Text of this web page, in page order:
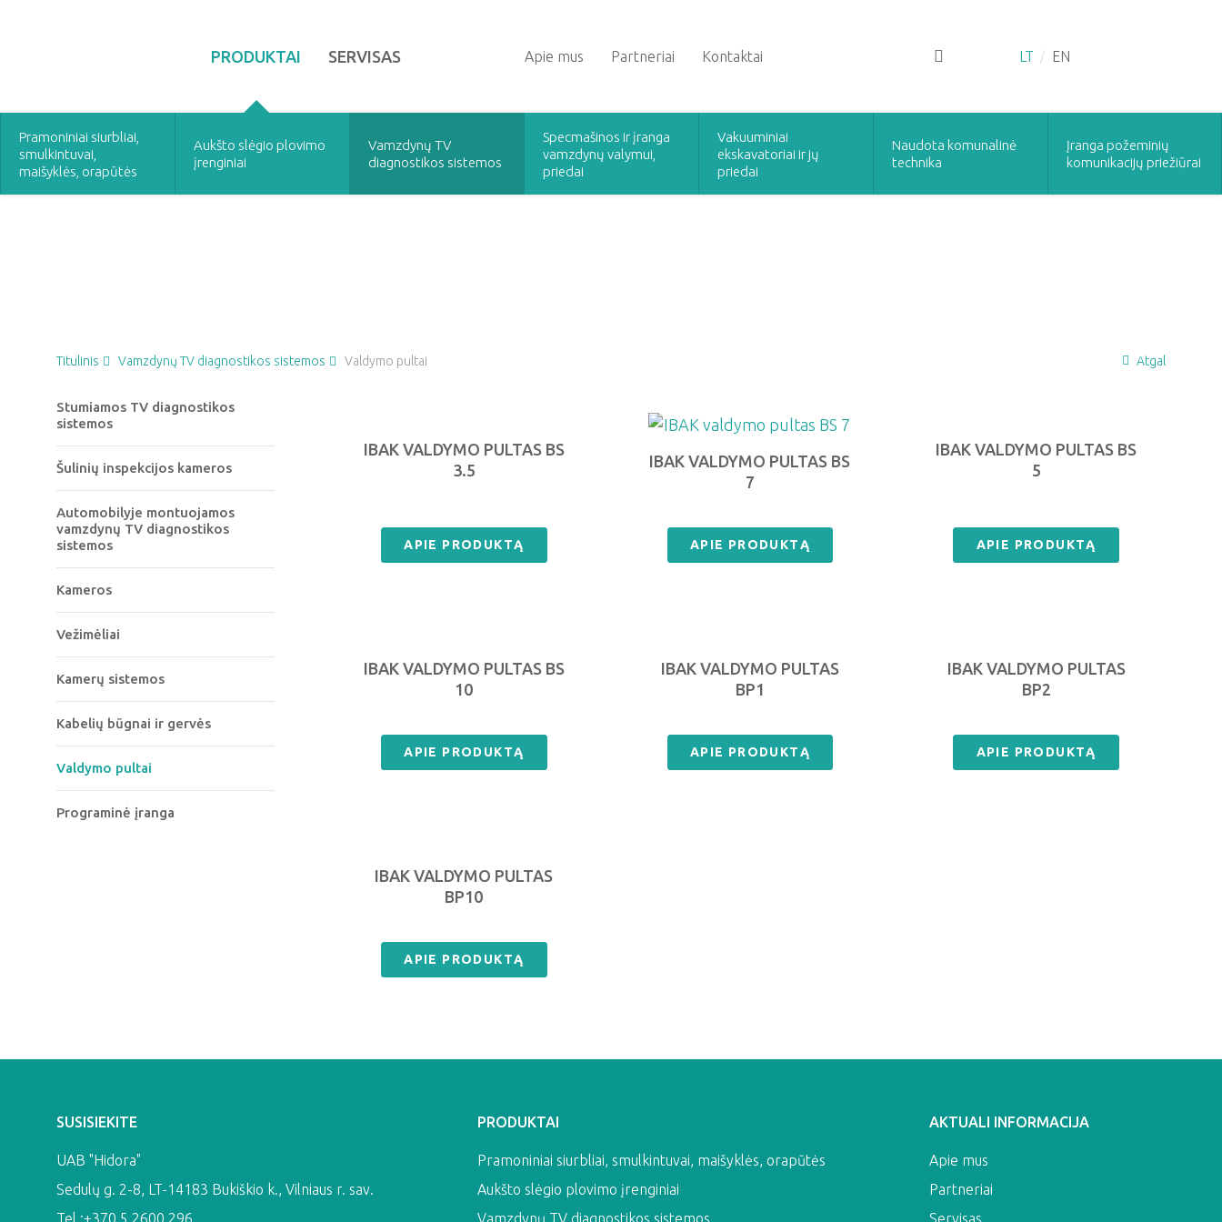
PRODUKTAI SERVISAS Apie mus Partneriai Kontaktai LT EN
Pramoniniai siurbliai,
smulkintuvai,
maišyklės, orapūtės
Aukšto slėgio plovimo
įrenginiai
Vamzdynų TV
diagnostikos sistemos
Specmašinos ir įranga
vamzdynų valymui,
priedai
Vakuuminiai
ekskavatoriai ir jų
priedai
Naudota komunalinė
technika
Įranga požeminių
komunikacijų priežiūrai
Titulinis Vamzdynų TV diagnostikos sistemos Valdymo pultai Atgal
Stumiamos TV diagnostikos
sistemos
Šulinių inspekcijos kameros
Automobilyje montuojamos
vamzdynų TV diagnostikos
sistemos
Kameros
Vežimėliai
Kamerų sistemos
Kabelių būgnai ir gervės
Valdymo pultai
Programinė įranga
IBAK VALDYMO PULTAS BS
3.5
APIE PRODUKTĄ
IBAK VALDYMO PULTAS BS
7
APIE PRODUKTĄ
IBAK VALDYMO PULTAS BS
5
APIE PRODUKTĄ
IBAK VALDYMO PULTAS BS
10
APIE PRODUKTĄ
IBAK VALDYMO PULTAS
BP1
APIE PRODUKTĄ
IBAK VALDYMO PULTAS
BP2
APIE PRODUKTĄ
IBAK VALDYMO PULTAS
BP10
APIE PRODUKTĄ
SUSISIEKITE
UAB "Hidora"
Sedulų g. 2-8, LT-14183 Bukiškio k., Vilniaus r. sav.
Tel.:+370 5 2600 296
PRODUKTAI
Pramoniniai siurbliai, smulkintuvai, maišyklės, orapūtės
Aukšto slėgio plovimo įrenginiai
Vamzdynų TV diagnostikos sistemos
AKTUALI INFORMACIJA
Apie mus
Partneriai
Servisas